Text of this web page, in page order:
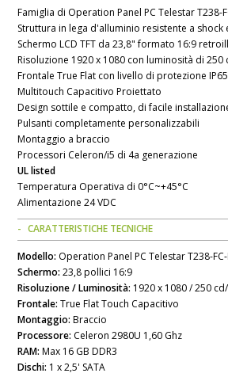
Famiglia di Operation Panel PC Telestar T238-
Struttura in lega d'alluminio resistente a shock
Schermo LCD TFT da 23,8" formato 16:9
Risoluzione 1920 x 1080 con luminosità di 250
Frontale True Flat con livello di protezione
Multitouch Capacitivo Proiettato
Design sottile e compatto, di facile
Pulsanti completamente personalizzabili
Montaggio a braccio
Processori Celeron/i5 di 4a generazione
UL listed
Temperatura Operativa di 0°C~+45°C
Alimentazione 24 VDC
CARATTERISTICHE TECNICHE
Modello: Operation Panel PC Telestar T238-
Schermo: 23,8 pollici 16:9
Risoluzione / Luminosità: 1920 x 1080 / 250
Frontale: True Flat Touch Capacitivo
Montaggio: Braccio
Processore: Celeron 2980U 1,60 Ghz
RAM: Max 16 GB DDR3
Dischi: 1 x 2,5' SATA